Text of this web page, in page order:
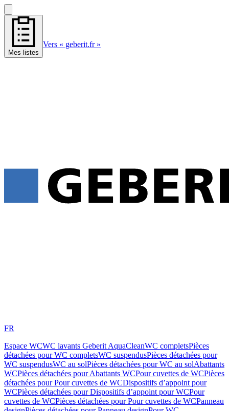
Mes listes
Vers « geberit.fr »
FR
Espace WCWC lavants Geberit AquaCleanWC completsPièces
détachées pour WC completsWC suspendusPièces détachées pour
WC suspendusWC au solPièces détachées pour WC au solAbattants
WCPièces détachées pour Abattants WCPour cuvettes de WCPièces
détachées pour Pour cuvettes de WCDispositifs d’appoint pour
WCPièces détachées pour Dispositifs d’appoint pour WCPour
cuvettes de WCPièces détachées pour Pour cuvettes de WCPanneau